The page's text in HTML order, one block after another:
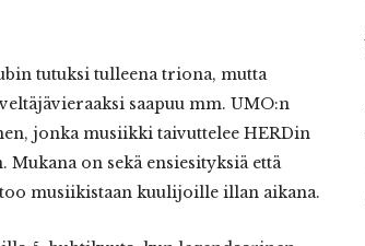
tutuksi tulleena triona, mutta
saapuu mm. UMO:n
jonka musiikki taivuttelee HERDin
on sekä ensiesityksiä että
musiikistaan kuulijoille illan aikana.